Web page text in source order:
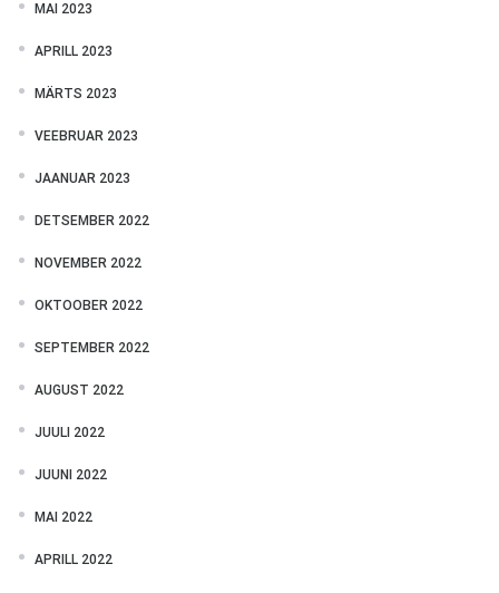
MAI 2023
APRILL 2023
MÄRTS 2023
VEEBRUAR 2023
JAANUAR 2023
DETSEMBER 2022
NOVEMBER 2022
OKTOOBER 2022
SEPTEMBER 2022
AUGUST 2022
JUULI 2022
JUUNI 2022
MAI 2022
APRILL 2022